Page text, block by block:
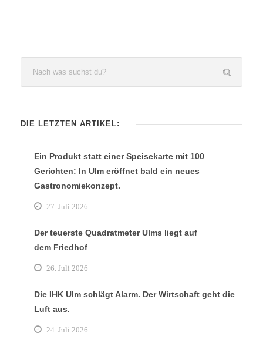
DIE LETZTEN ARTIKEL:
Ein Produkt statt einer Speisekarte mit 100
Gerichten: In Ulm eröffnet bald ein neues
Gastronomiekonzept.
27. Juli 2026
Der teuerste Quadratmeter Ulms liegt auf
dem Friedhof
26. Juli 2026
Die IHK Ulm schlägt Alarm. Der Wirtschaft geht die
Luft aus.
24. Juli 2026